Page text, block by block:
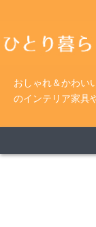
おしゃれ＆かわい
のインテリア家具